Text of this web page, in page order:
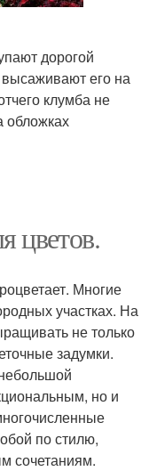
дорогой
его на
клумба не
обложках
цветов.
Многие
участках. На
не только
задумки.
но и
по стилю,
сочетаниям.